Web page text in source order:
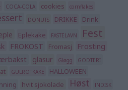
COCA-COLA cookies cornflakes
DONUTS DRIKKE Drink
Eplekake FASTELAVN Fest
FROKOST Fromasj Frosting
glasur Gløgg
GODTERI
GULROTKAKE
HALLOWEEN
hvit sjokolade Høst INDISK